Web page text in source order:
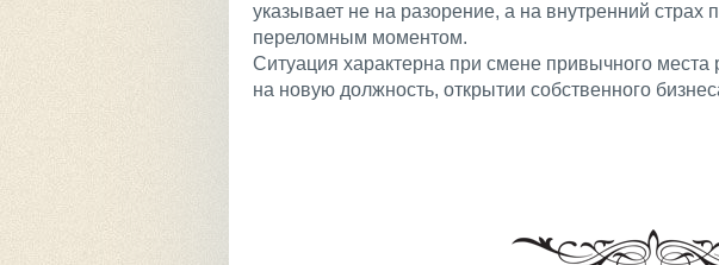
указывает не на разорение, а на внутренний страх
переломным моментом.
Ситуация характерна при смене привычного места
на новую должность, открытии собственного